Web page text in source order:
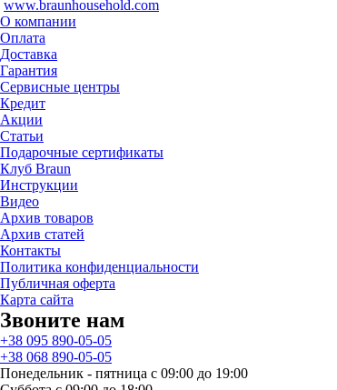
www.braunhousehold.com
О компании
Оплата
Доставка
Гарантия
Сервисные центры
Кредит
Акции
Статьи
Подарочные сертификаты
Клуб Braun
Инструкции
Видео
Архив товаров
Архив статей
Контакты
Политика конфиденциальности
Публичная оферта
Карта сайта
Звоните нам
+38 095 890-05-05
+38 068 890-05-05
Понедельник - пятница с 09:00 до 19:00